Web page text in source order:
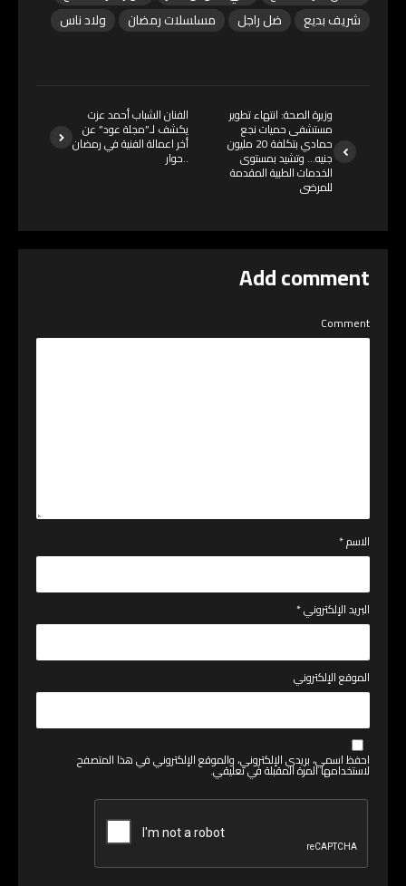
شريف بديع
ضل راجل مسلسلات رمضان ولاد ناس
وزيرة الصحة: انتهاء تطوير
مستشفى حميات نجع
حمادي بتكلفة 20 مليون
جنيه… وتشيد بمستوى
الخدمات الطبية المقدمة
للمرضى
الفنان الشباب أحمد عزت
يكشف لـ”مجلة عود” عن
أخر اعمالة الفنية في رمضان
..حوار
Add comment
Comment
الاسم*
البريد الإلكتروني*
الموقع الإلكتروني
احفظ اسمي، بريدي الإلكتروني، والموقع الإلكتروني في هذا المتصفح
لاستخدامها المرة المقبلة في تعليقي.